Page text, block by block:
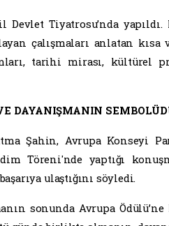
Meclisi tarafından
Büyükşehir
kente kazandırıldı.